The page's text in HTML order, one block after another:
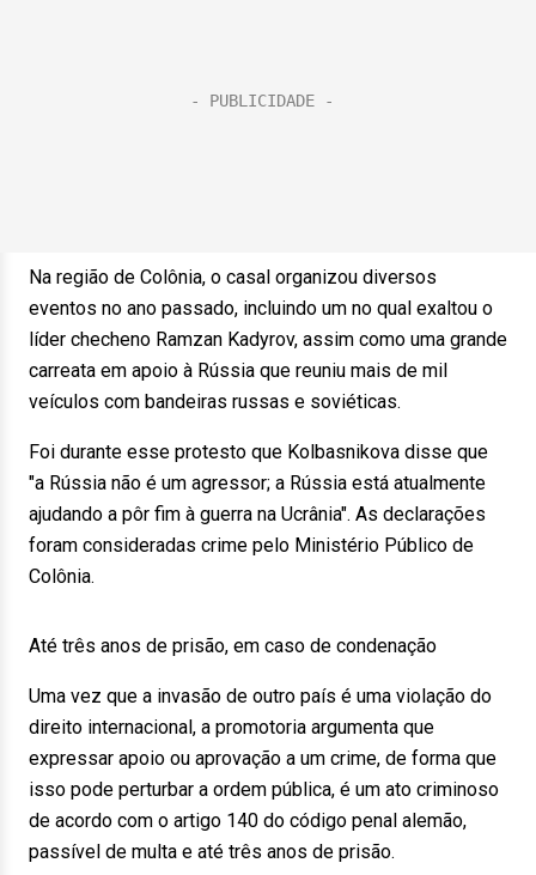
Na região de Colônia, o casal organizou diversos
eventos no ano passado, incluindo um no qual exaltou o
líder checheno Ramzan Kadyrov, assim como uma grande
carreata em apoio à Rússia que reuniu mais de mil
veículos com bandeiras russas e soviéticas.
Foi durante esse protesto que Kolbasnikova disse que
"a Rússia não é um agressor; a Rússia está atualmente
ajudando a pôr fim à guerra na Ucrânia". As declarações
foram consideradas crime pelo Ministério Público de
Colônia.
Até três anos de prisão, em caso de condenação
Uma vez que a invasão de outro país é uma violação do
direito internacional, a promotoria argumenta que
expressar apoio ou aprovação a um crime, de forma que
isso pode perturbar a ordem pública, é um ato criminoso
de acordo com o artigo 140 do código penal alemão,
passível de multa e até três anos de prisão.